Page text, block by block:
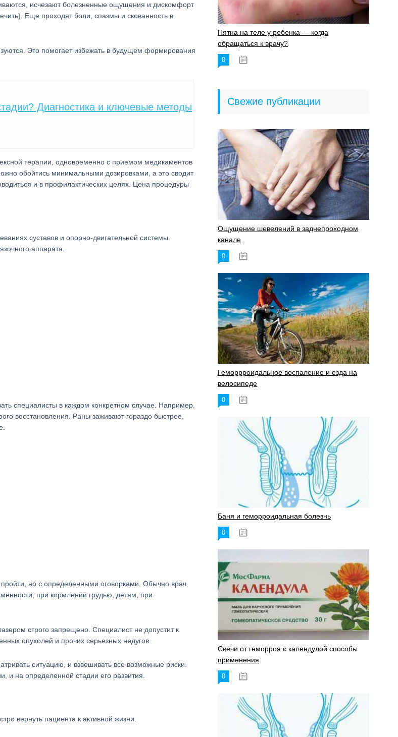
исчезают болезненные ощущения и дискомфорт
Еще проходят боли, спазмы и скованность в
Это помогает избежать в будущем формирования
Диагностика и ключевые методы
терапии, одновременно с приемом медикаментов
обойтись минимальными дозировками, а это сводит
и в профилактических целях. Цена процедуры
суставов и опорно-двигательной системы.
аппарата.
специалисты в каждом конкретном случае. Например,
восстановления. Раны заживают гораздо быстрее,
но с определенными оговорками. Обычно врач
при кормлении грудью, детям, при
строго запрещено. Специалист не допустит к
опухолей и прочих серьезных недугов.
ситуацию, и взвешивать все возможные риски.
и на определенной стадии его развития.
вернуть пациента к активной жизни.
Пятна на теле у ребенка — когда
обращаться к врачу?
0
Свежие публикации
Ощущение шевелений в заднепроходном
канале
0
Геморрроидальное воспаление и езда на
велосипеде
0
Баня и геморроидальная болезнь
0
Свечи от геморроя с календулой способы
применения
0